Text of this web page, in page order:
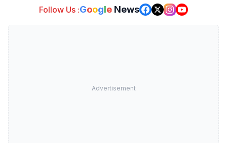
Follow Us :Google News
Advertisement